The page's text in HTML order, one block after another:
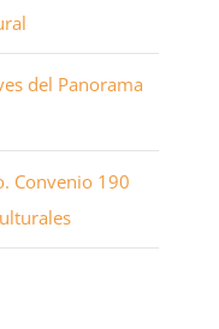
del Panorama
Convenio 190